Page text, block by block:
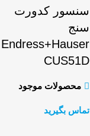
سنسور کدورت
سنج
Endress+Hauser
CUS51D
محصولات موجود
تماس بگیرید